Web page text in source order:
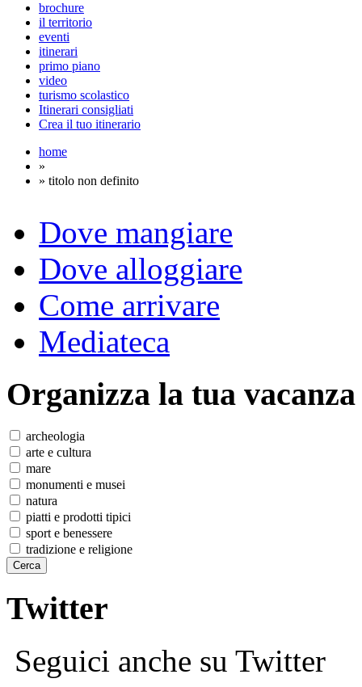
brochure
il territorio
eventi
itinerari
primo piano
video
turismo scolastico
Itinerari consigliati
Crea il tuo itinerario
home
»
» titolo non definito
Dove mangiare
Dove alloggiare
Come arrivare
Mediateca
Organizza la tua vacanza
archeologia
arte e cultura
mare
monumenti e musei
natura
piatti e prodotti tipici
sport e benessere
tradizione e religione
Twitter
Seguici anche su Twitter